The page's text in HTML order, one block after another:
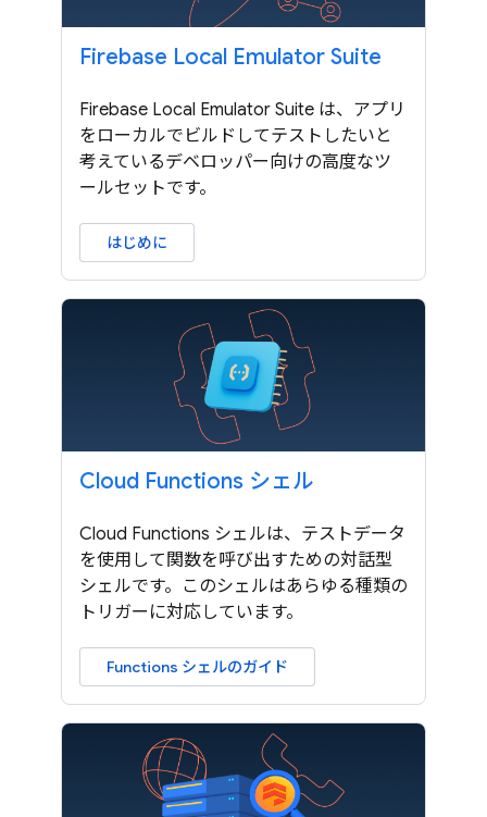
Firebase Local Emulator Suite
Firebase Local Emulator Suite は、アプリ
をローカルでビルドしてテストしたいと
考えているデベロッパー向けの高度なツ
ールセットです。
はじめに
Cloud Functions シェル
Cloud Functions シェルは、テストデータ
を使用して関数を呼び出すための対話型
シェルです。このシェルはあらゆる種類の
トリガーに対応しています。
Functions シェルのガイド